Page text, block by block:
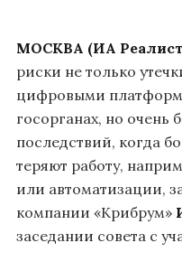
МОСКВА (ИА
риски не только
цифровыми
госорганах, но
последствий, когда
теряют работу,
или автоматизации,
компании «Крибрум»
заседании совета с